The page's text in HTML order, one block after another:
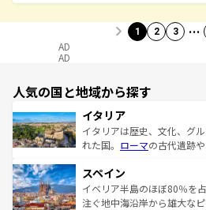
1 2 3 …
AD
AD
人気の国と地域から探す
イタリア
イタリアは歴史、文化、グ
れた国。 ローマの古代遺跡
ろん、トスカーナの美しい
景など、自然景観も見逃せ
ピザやパスタなど、絶品の
スペイン
イベリア半島のほぼ80％を
注ぐ地中海沿岸から雄大な